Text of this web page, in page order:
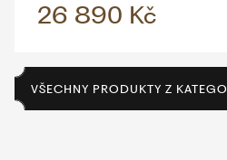
26 890 Kč
VŠECHNY PRODUKTY Z